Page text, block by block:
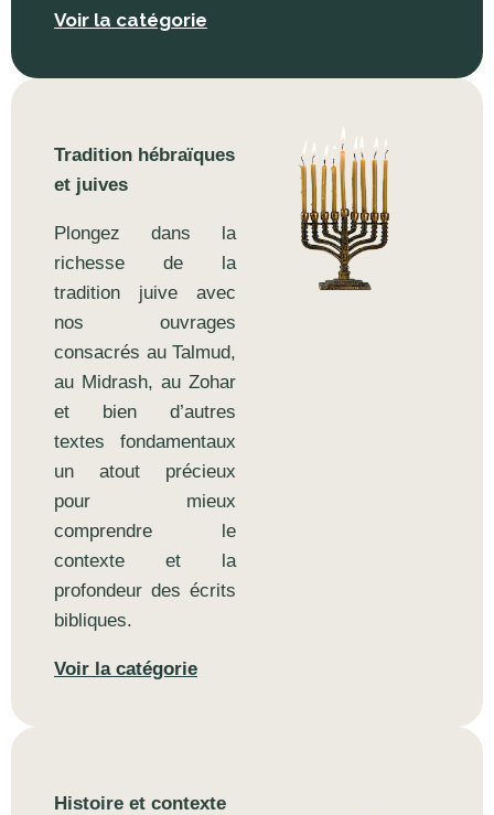
Voir la catégorie
Tradition hébraïques
et juives
Plongez dans la
richesse de la
tradition juive avec
nos ouvrages
consacrés au Talmud,
au Midrash, au Zohar
et bien d’autres
textes fondamentaux
un atout précieux
pour mieux
comprendre le
contexte et la
profondeur des écrits
bibliques.
Voir la catégorie
Histoire et contexte